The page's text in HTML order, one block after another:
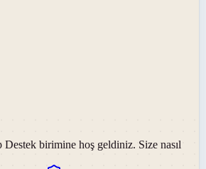
Destek birimine hoş geldiniz. Size nasıl